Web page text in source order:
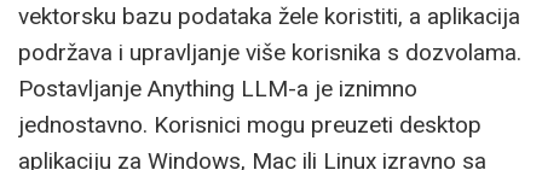
vektorsku bazu podataka žele koristiti, a aplikacija
podržava i upravljanje više korisnika s dozvolama.
Postavljanje Anything LLM-a je iznimno
jednostavno. Korisnici mogu preuzeti desktop
aplikaciju za Windows, Mac ili Linux izravno sa